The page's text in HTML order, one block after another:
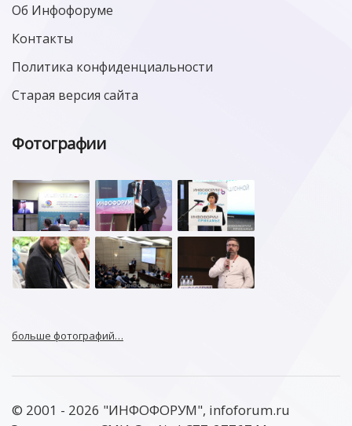
Об Инфофоруме
Контакты
Политика конфиденциальности
Старая версия сайта
Фотографии
больше фотографий…
© 2001 - 2026 "ИНФОФОРУМ", infoforum.ru